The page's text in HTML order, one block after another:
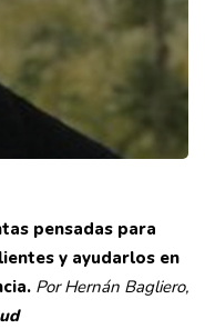
pensadas para
y ayudarlos en
Por Hernán Bagliero,